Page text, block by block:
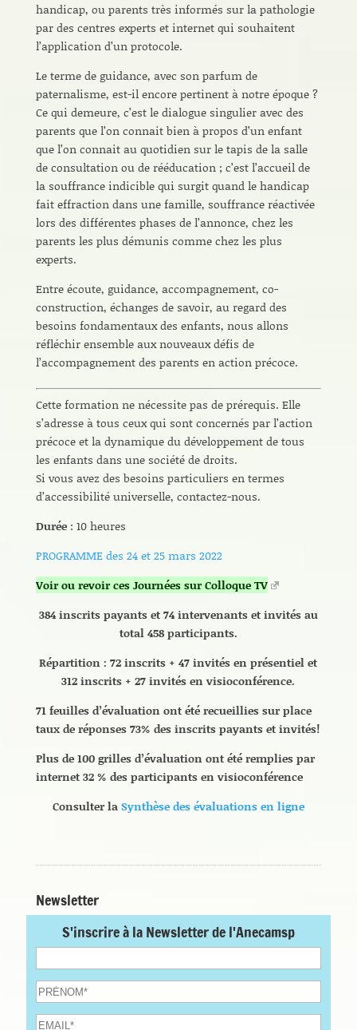
handicap, ou parents très informés sur la pathologie
par des centres experts et internet qui souhaitent
l’application d’un protocole.
Le terme de guidance, avec son parfum de
paternalisme, est-il encore pertinent à notre époque ?
Ce qui demeure, c’est le dialogue singulier avec des
parents que l’on connait bien à propos d’un enfant
que l’on connait au quotidien sur le tapis de la salle
de consultation ou de rééducation ; c’est l’accueil de
la souffrance indicible qui surgit quand le handicap
fait effraction dans une famille, souffrance réactivée
lors des différentes phases de l’annonce, chez les
parents les plus démunis comme chez les plus
experts.
Entre écoute, guidance, accompagnement, co-
construction, échanges de savoir, au regard des
besoins fondamentaux des enfants, nous allons
réfléchir ensemble aux nouveaux défis de
l’accompagnement des parents en action précoce.
Cette formation ne nécessite pas de prérequis. Elle
s’adresse à tous ceux qui sont concernés par l’action
précoce et la dynamique du développement de tous
les enfants dans une société de droits.
Si vous avez des besoins particuliers en termes
d’accessibilité universelle, contactez-nous.
Durée: 10 heures
PROGRAMME des 24 et 25 mars 2022
Voir ou revoir ces Journées sur Colloque TV
384 inscrits payants et 74 intervenants et invités au
total 458 participants.
Répartition : 72 inscrits + 47 invités en présentiel et
312 inscrits + 27 invités en visioconférence.
71 feuilles d’évaluation ont été recueillies sur place
taux de réponses 73% des inscrits payants et invités!
Plus de 100 grilles d’évaluation ont été remplies par
internet 32 % des participants en visioconférence
Consulter laSynthèse des évaluations en ligne
Newsletter
S'inscrire à la Newsletter de l'Anecamsp